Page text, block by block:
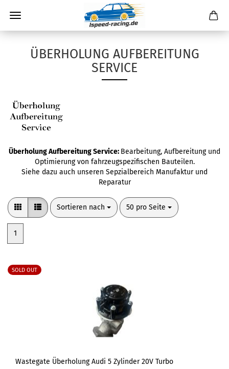
ÜBERHOLUNG AUFBEREITUNG
SERVICE
Überholung Aufbereitung Service: Bearbeitung, Aufbereitung und
Optimierung von fahrzeugspezifischen Bauteilen.
Siehe dazu auch unseren Sepzialbereich Manufaktur und
Reparatur
Sortieren nach
Sortieren nach 50 pro Seite
pro Seite
1
SOLD OUT
Wastegate Überholung Audi 5 Zylinder 20V Turbo